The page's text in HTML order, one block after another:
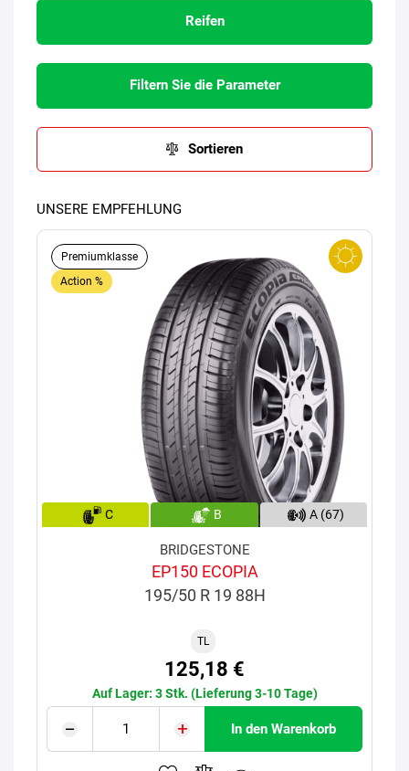
Reifen
Filtern Sie die Parameter
Sortieren
UNSERE EMPFEHLUNG
Premiumklasse
Action %
C B A (67)
BRIDGESTONE
EP150 ECOPIA
195/50 R 19 88H
TL
125,18 €
Auf Lager: 3 Stk. (Lieferung 3-10 Tage)
In den Warenkorb